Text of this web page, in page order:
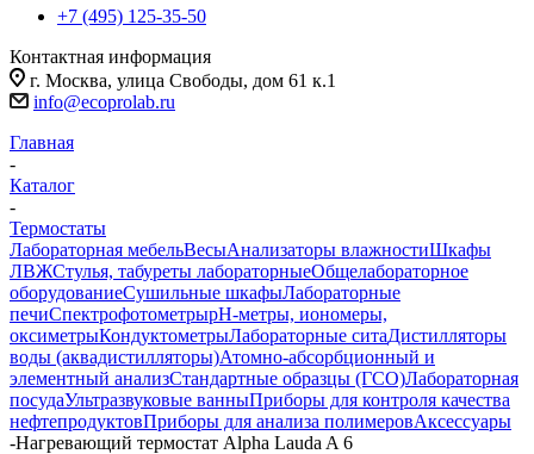
+7 (495) 125-35-50
Контактная информация
г. Москва, улица Свободы, дом 61 к.1
info@ecoprolab.ru
Главная
-
Каталог
-
Термостаты
Лабораторная мебельВесыАнализаторы влажностиШкафы
ЛВЖСтулья, табуреты лабораторныеОбщелабораторное
оборудованиеСушильные шкафыЛабораторные
печиСпектрофотометрыpH-метры, иономеры,
оксиметрыКондуктометрыЛабораторные ситаДистилляторы
воды (аквадистилляторы)Атомно-абсорбционный и
элементный анализСтандартные образцы (ГСО)Лабораторная
посудаУльтразвуковые ванныПриборы для контроля качества
нефтепродуктовПриборы для анализа полимеровАксессуары
-Нагревающий термостат Alpha Lauda A 6